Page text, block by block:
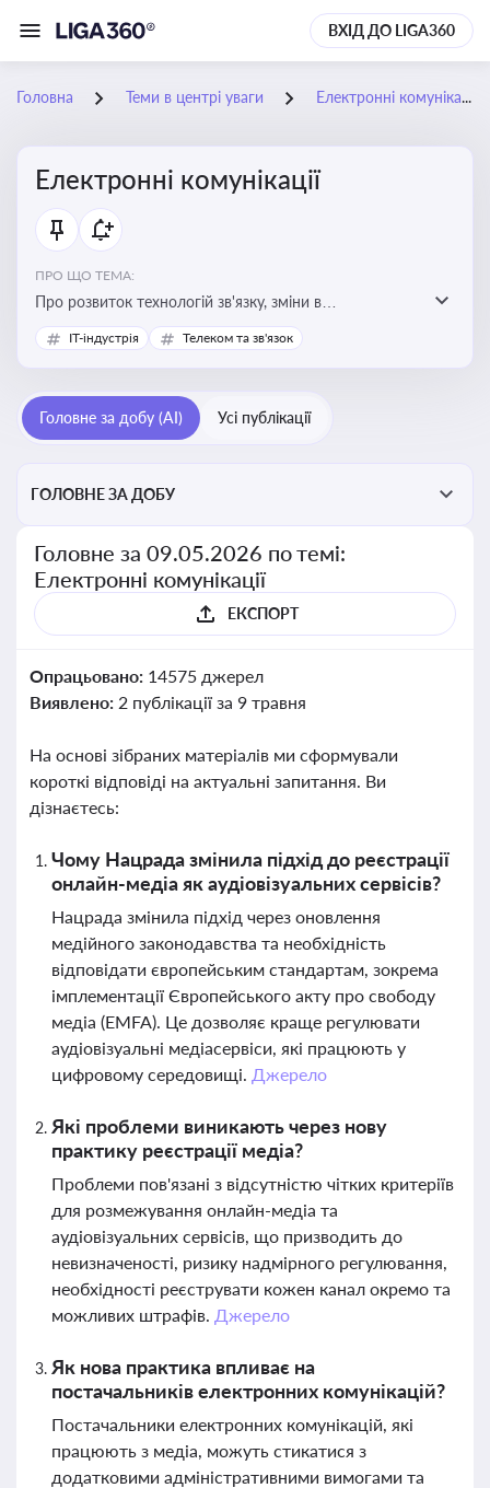
ВХІД ДО LIGA360
Головна Теми в центрі уваги Електронні комунікації
Електронні комунікації
ПРО ЩО ТЕМА:
Про розвиток технологій зв'язку, зміни в
законодавстві, регулювання ринку телекомунікацій,
інновації в сфері мобільних та інтернет-послуг
IT-індустрія Телеком та зв'язок
Головне за добу (AI) Усі публікації
ГОЛОВНЕ ЗА ДОБУ
Головне за 09.05.2026 по темі:
Електронні комунікації
ЕКСПОРТ
Опрацьовано: 14575 джерел
Виявлено: 2 публікації за 9 травня
На основі зібраних матеріалів ми сформували
короткі відповіді на актуальні запитання. Ви
дізнаєтесь:
Чому Нацрада змінила підхід до реєстрації
онлайн-медіа як аудіовізуальних сервісів?
Нацрада змінила підхід через оновлення
медійного законодавства та необхідність
відповідати європейським стандартам, зокрема
імплементації Європейського акту про свободу
медіа (EMFA). Це дозволяє краще регулювати
аудіовізуальні медіасервіси, які працюють у
цифровому середовищі. Джерело
Які проблеми виникають через нову
практику реєстрації медіа?
Проблеми пов'язані з відсутністю чітких критеріїв
для розмежування онлайн-медіа та
аудіовізуальних сервісів, що призводить до
невизначеності, ризику надмірного регулювання,
необхідності реєструвати кожен канал окремо та
можливих штрафів. Джерело
Як нова практика впливає на
постачальників електронних комунікацій?
Постачальники електронних комунікацій, які
працюють з медіа, можуть стикатися з
додатковими адміністративними вимогами та